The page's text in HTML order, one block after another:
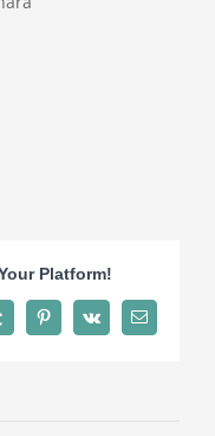
Platform!
Pinterest
Vk Email